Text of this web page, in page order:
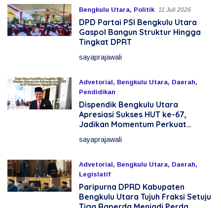
Bengkulu Utara, Politik 11 Juli 2026
DPD Partai PSI Bengkulu Utara
Gaspol Bangun Struktur Hingga
Tingkat DPRT
sayaprajawali
Advetorial, Bengkulu Utara, Daerah,
Pendidikan
9 Juli 2026
Dispendik Bengkulu Utara
Apresiasi Sukses HUT ke-67,
Jadikan Momentum Perkuat
Pendidikan dan Kebersamaan
sayaprajawali
Advetorial, Bengkulu Utara, Daerah,
Legislatif
18 Mei 2026
Paripurna DPRD Kabupaten
Bengkulu Utara Tujuh Fraksi Setuju